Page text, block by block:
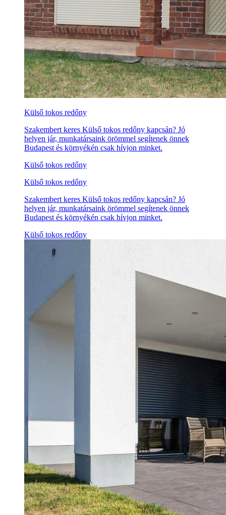
Külső tokos redőny
Szakembert keres Külső tokos redőny kapcsán? Jó
helyen jár, munkatársaink örömmel segítenek önnek
Budapest és környékén csak hívjon minket.
Külső tokos redőny
Külső tokos redőny
Szakembert keres Külső tokos redőny kapcsán? Jó
helyen jár, munkatársaink örömmel segítenek önnek
Budapest és környékén csak hívjon minket.
Külső tokos redőny